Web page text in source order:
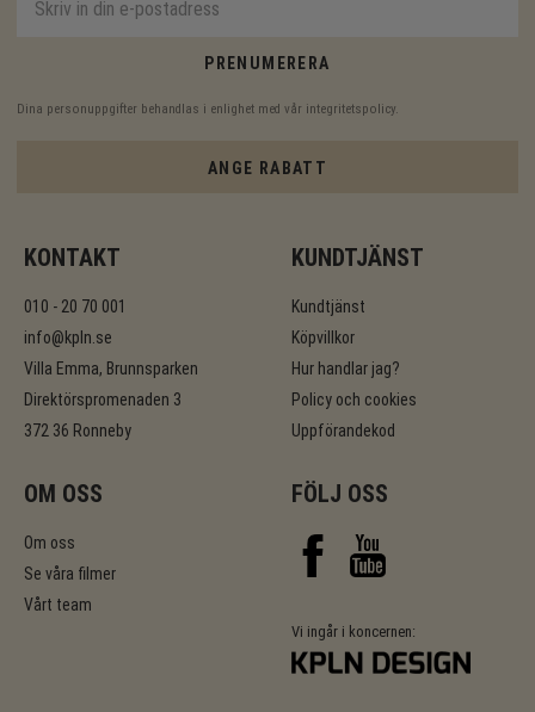
PRENUMERERA
Dina personuppgifter behandlas i enlighet med vår integritetspolicy.
ANGE RABATT
KONTAKT
010 - 20 70 001
info@kpln.se
Villa Emma, Brunnsparken
Direktörspromenaden 3
372 36 Ronneby
KUNDTJÄNST
Kundtjänst
Köpvillkor
Hur handlar jag?
Policy och cookies
Uppförandekod
OM OSS
Om oss
Se våra filmer
Vårt team
FÖLJ OSS
Vi ingår i koncernen: